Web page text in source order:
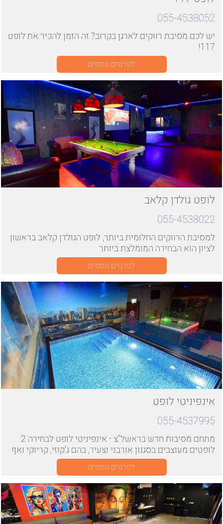
055-4538052
יש לכם מסיבת רווקים לארגן בקרוב? זה הזמן להכיר את לופט
117!
לפרטים נוספים
לופט גולדן קלאב
055-4538022
למסיבת הרווקים החלומית ביותר, לופט הגולדן קלאב בראשון
לציון הוא הבחירה המומלצת ביותר
לפרטים נוספים
אינפיניטי לופט
055-4537995
מתחם מסיבות חדש בראשל"צ - אינפיניטי לופט לבחירה 2
לופטים מעוצבים בסגנון אורבני וצעיר, בהם ג'קוזי, קריוקי ואף
בריכה מחוממת
לפרטים נוספים